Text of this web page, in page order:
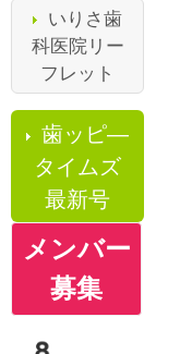
いりさ歯
科医院リー
フレット
歯ッピ―
タイムズ
最新号
メンバー
募集